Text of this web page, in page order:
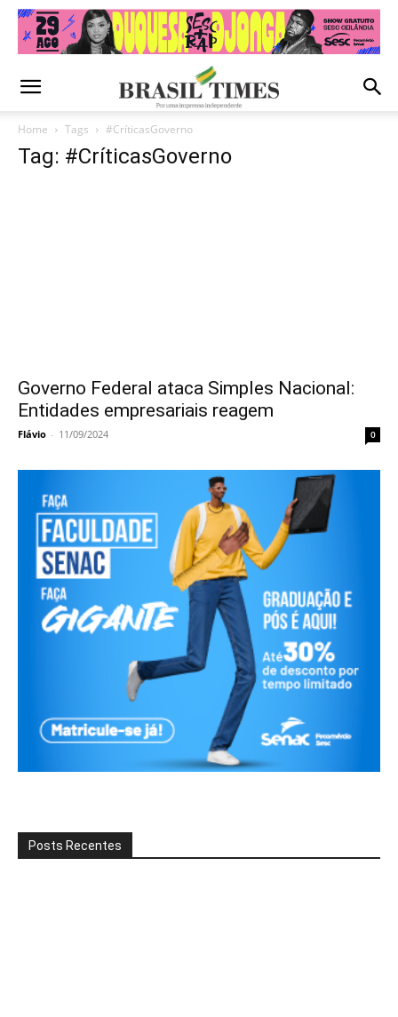
Home Tags #CríticasGoverno
Tag: #CríticasGoverno
Governo Federal ataca Simples Nacional:
Entidades empresariais reagem
Flávio - 11/09/2024 0
Posts Recentes